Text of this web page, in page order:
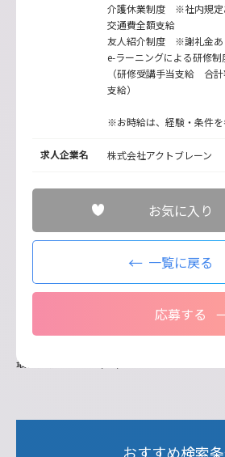
介護休業制度 ※社内規定
交通費全額支給
友人紹介制度 ※謝礼金あ
e-ラーニングによる研修
（研修受講手当支給 合
支給）
※お時給は、経験・条件
求人企業名 株式会社アクトブレーン
お気に入り
一覧に戻る
応募する
最終更新日：2026/07/21
おすすめ検索